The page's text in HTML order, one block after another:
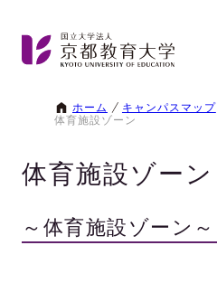
ホーム キャンパスマップ
体育施設ゾーン
体育施設ゾーン
～体育施設ゾーン～